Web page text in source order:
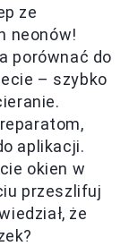
ze
neonów!
porównać do
– szybko
aplikacji.
okien w
przeszlifuj
że